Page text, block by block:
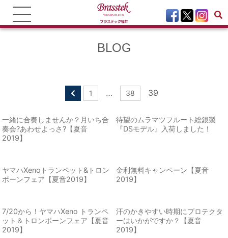
BLOG
1 … 38 39
一緒に合奏しませんか？月いち合
奏会?あわせよっさ?【夏音
2019】
待望のムラマツフルート総銀製
『DSモデル』入荷しました！
ヤマハXenoトランペット&トロン
ボーンフェア【夏音2019】
金利無料キャンペーン【夏音
2019】
7/20から！ヤマハXeno トランペ
ット＆トロンボーンフェア【夏音
2019】
汗のかきやすい時期にプロテクタ
ーはいかがですか？【夏音
2019】